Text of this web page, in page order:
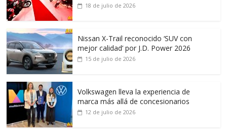
18 de julio de 2026
Nissan X-Trail reconocido ‘SUV con
mejor calidad’ por J.D. Power 2026
15 de julio de 2026
Volkswagen lleva la experiencia de
marca más allá de concesionarios
12 de julio de 2026